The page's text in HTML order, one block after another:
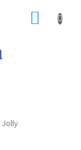
Jolly